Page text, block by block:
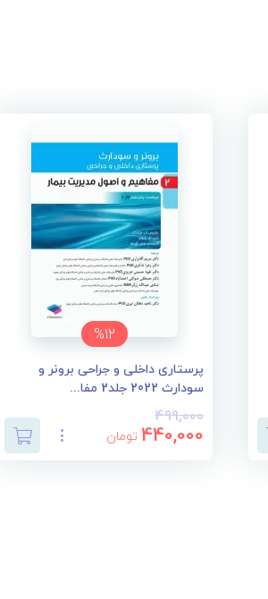
%12
پرستاری داخلی و جراحی برونر و
سودارث 2022 جلد2 مفا...
499,000
440,000 تومان